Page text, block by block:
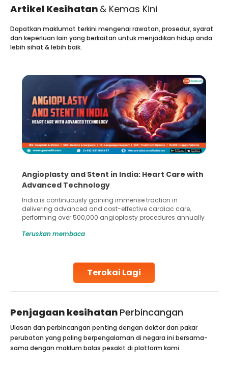
Artikel Kesihatan & Kemas Kini
Terokai Lagi
Dapatkan maklumat terkini mengenai rawatan, prosedur, syarat
dan keperluan lain yang berkaitan untuk menjadikan hidup anda
lebih sihat & lebih baik.
5 Essential Steps for Effective Human Sperm
Collection and Processing Methods
Human sperm collection and processing are critical steps
in advanced reproductive techniques like In Vitro
Fertilization (IVF) and intrauterine insemination (IUI). These
challenges and help couples achieve their dream of
collected, they process the
Teruskan membaca
Penjagaan kesihatan Perbincangan
Ulasan dan perbincangan penting dengan doktor dan pakar
perubatan yang paling berpengalaman di negara ini bersama-
sama dengan maklum balas pesakit di platform kami.